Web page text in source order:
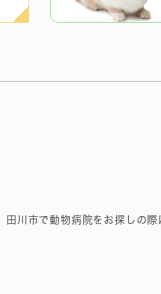
田川市で動物病院をお探しの